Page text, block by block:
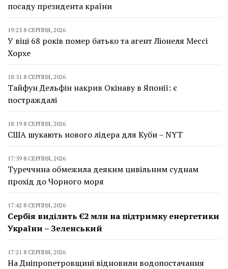
посаду президента країни
19:25 8 СЕРПНЯ, 2026
У віці 68 років помер батько та агент Ліонеля Мессі
Хорхе
18:51 8 СЕРПНЯ, 2026
Тайфун Дельфін накрив Окінаву в Японії: є
постраждалі
18:19 8 СЕРПНЯ, 2026
США шукають нового лідера для Куби – NYT
17:59 8 СЕРПНЯ, 2026
Туреччина обмежила деяким цивільним суднам
прохід до Чорного моря
17:42 8 СЕРПНЯ, 2026
Сербія виділить €2 млн на підтримку енергетики
України – Зеленський
17:21 8 СЕРПНЯ, 2026
На Дніпропетровщині відновили водопостачання